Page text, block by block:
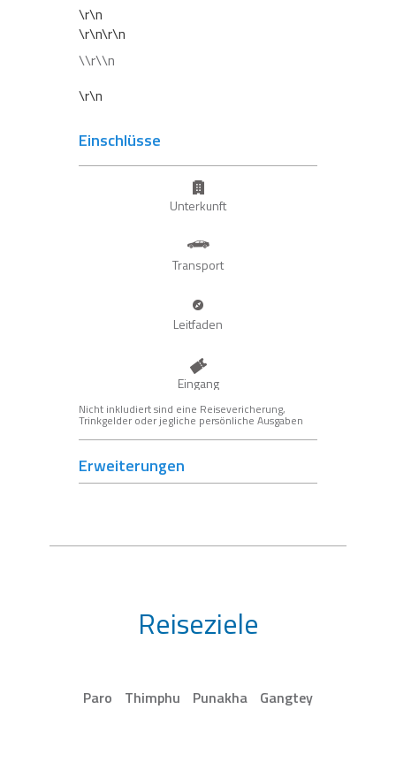
\r\n
\r\n\r\n
\\r\\n
\r\n
Einschlüsse
Unterkunft
Transport
Leitfaden
Eingang
Nicht inkludiert sind eine Reisevericherung,
Trinkgelder oder jegliche persönliche Ausgaben
Erweiterungen
Reiseziele
Paro Thimphu Punakha Gangtey